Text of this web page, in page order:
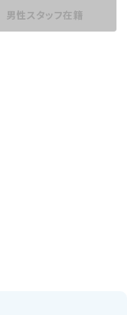
男性スタッフ在籍